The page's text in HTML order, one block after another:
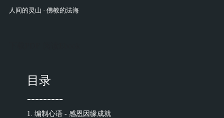
人间的灵山 · 佛教的法海
目录
---------
1. 编制心语 - 感恩因缘成就